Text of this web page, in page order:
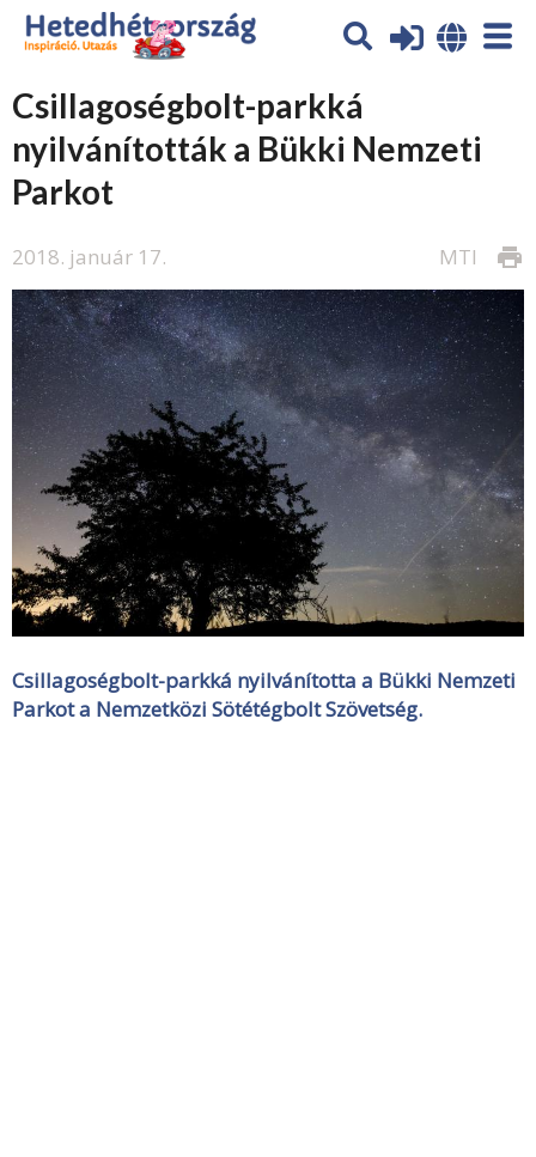
Csillagoségbolt-parkká
nyilvánították a Bükki Nemzeti
Parkot
2018. január 17. print
MTI
Csillagoségbolt-parkká nyilvánította a Bükki Nemzeti
Parkot a Nemzetközi Sötétégbolt Szövetség.